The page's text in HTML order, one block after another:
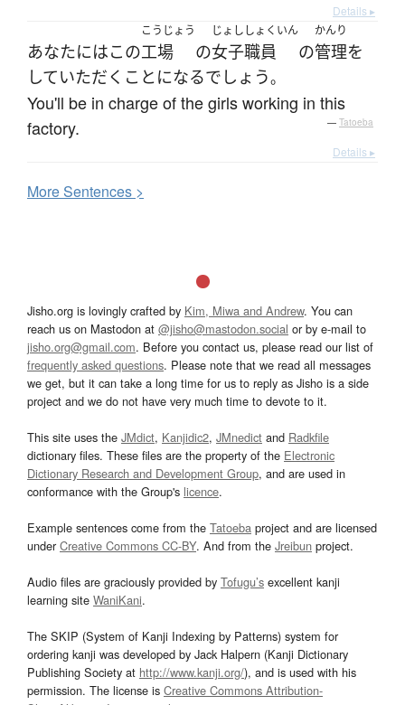
Details ▸
あなたにはこの
こうじょう
工場 の
じょし
女子
しょくいん
職員 の
かんり
管理を
していただく ことになるでしょう。
You'll be in charge of the girls working in this
factory.
— Tatoeba
Details ▸
MoreSentences >
Jisho.org is lovingly crafted by Kim, Miwa and Andrew. You can
reach us on Mastodon at @jisho@mastodon.social or by e-mail to
jisho.org@gmail.com. Before you contact us, please read our list of
frequently asked questions. Please note that we read all messages
we get, but it can take a long time for us to reply as Jisho is a side
project and we do not have very much time to devote to it.
This site uses the JMdict, Kanjidic2, JMnedict and Radkfile
dictionary files. These files are the property of the Electronic
Dictionary Research and Development Group, and are used in
conformance with the Group's licence.
Example sentences come from the Tatoeba project and are licensed
underCreative Commons CC-BY. And from the Jreibun project.
Audio files are graciously provided by Tofugu’s excellent kanji
learning site WaniKani.
The SKIP (System of Kanji Indexing by Patterns) system for
ordering kanji was developed by Jack Halpern (Kanji Dictionary
Publishing Society at http://www.kanji.org/), and is used with his
permission. The license is Creative Commons Attribution-